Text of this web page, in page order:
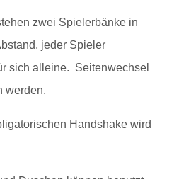
zwei Spielerbänke in
jeder Spieler
sich alleine. Seitenwechsel
werden.
Handshake wird